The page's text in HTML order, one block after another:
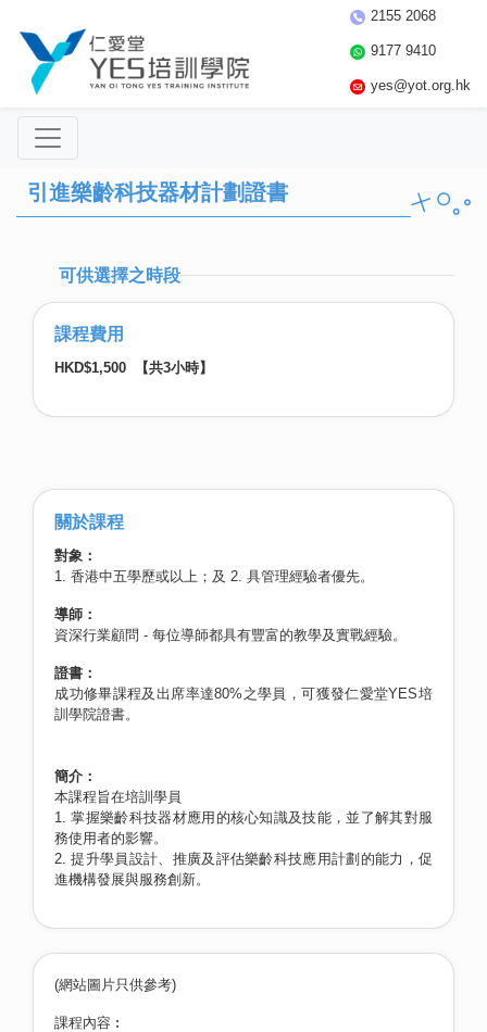
2155 2068
9177 9410
yes@yot.org.hk
引進樂齡科技器材計劃證書
可供選擇之時段
課程費用
HKD$1,500 【共3小時】
關於課程
對象：
1. 香港中五學歷或以上；及 2. 具管理經驗者優先。
導師：
資深行業顧問 - 每位導師都具有豐富的教學及實戰經驗。
證書：
成功修畢課程及出席率達80%之學員，可獲發仁愛堂YES培
訓學院證書。
簡介：
本課程旨在培訓學員
1. 掌握樂齡科技器材應用的核心知識及技能，並了解其對服
務使用者的影響。
2. 提升學員設計、推廣及評估樂齡科技應用計劃的能力，促
進機構發展與服務創新。
(網站圖片只供參考)
課程內容︰